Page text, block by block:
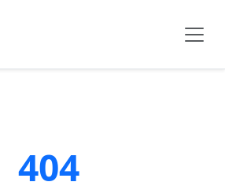
404